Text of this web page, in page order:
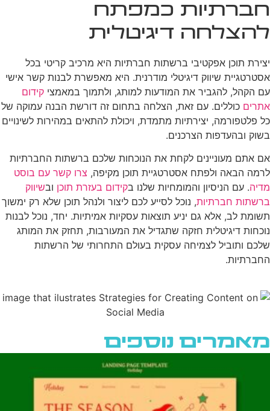
חברתיות כמפתח
להצלחה דיגיטלית
יצירת תוכן אפקטיבי ברשתות חברתיות היא מרכיב קריטי בכל
אסטרטגיית שיווק דיגיטלי מודרנית. היא מאפשרת לבנות קשר אישי
עם הקהל, להגביר את המודעות למותג, ולתמוך במאמצי קידום
אתרים כוללים. עם זאת, הצלחה בתחום זה דורשת הבנה עמוקה של
כל פלטפורמה, יצירתיות מתמדת, ויכולת להתאים במהירות לשינויים
בשוק ובהעדפות הצרכנים.
אם אתם מעוניינים לקחת את הנוכחות שלכם ברשתות החברתיות
לרמה הבאה ולפתח אסטרטגיית תוכן מקיפה, צרו קשר עם בוסט
מדיה. עם הניסיון והמומחיות שלנו בקידום בעזרת תוכן ובשיווק
ברשתות חברתיות, נוכל לסייע לכם ליצור ולנהל תוכן שלא רק ימשוך
תשומת לב, אלא גם יניע תוצאות עסקיות אמיתיות. יחד, נוכל לבנות
נוכחות דיגיטלית חזקה שתגדיל את המעורבות, תחזק את המותג
שלכם ותוביל לצמיחה עסקית בעולם התחרותי של הרשתות
החברתיות.
מאמרים נוספים